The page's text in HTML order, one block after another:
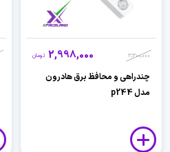
3,300,000
2,998,000 تومان
چندراهی و محافظ برق هادرون
مدل p244